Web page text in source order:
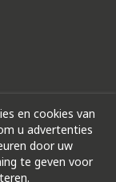
en cookies van
u advertenties
door uw
te geven voor